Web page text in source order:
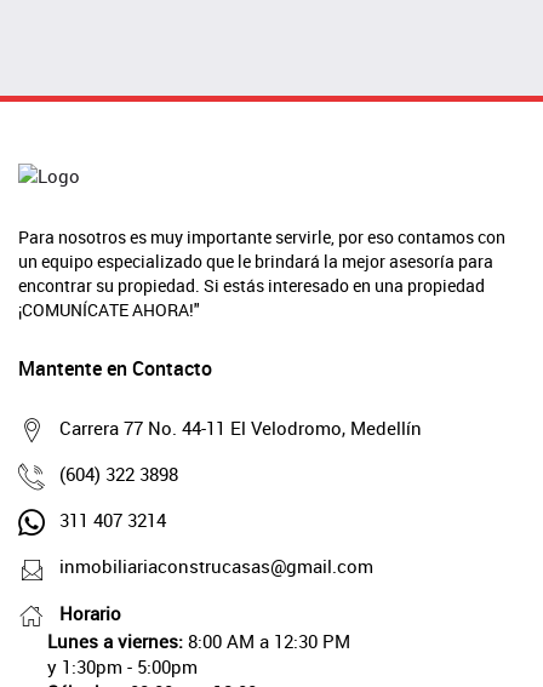
Para nosotros es muy importante servirle, por eso contamos con
un equipo especializado que le brindará la mejor asesoría para
encontrar su propiedad. Si estás interesado en una propiedad
¡COMUNÍCATE AHORA!"
Mantente en Contacto
Carrera 77 No. 44-11 El Velodromo, Medellín
(604) 322 3898
311 407 3214
inmobiliariaconstrucasas@gmail.com
Horario
Lunes a viernes: 8:00 AM a 12:30 PM
y 1:30pm - 5:00pm